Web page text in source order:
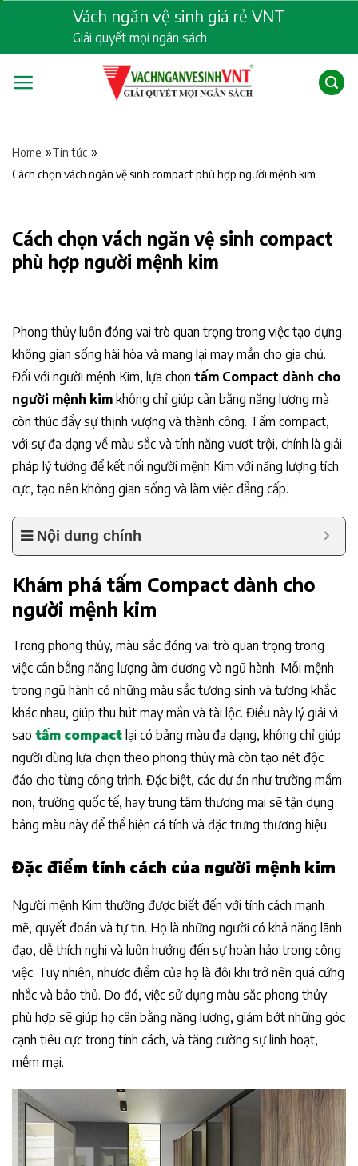
content
Vách ngăn vệ sinh giá rẻ VNT
Giải quyết mọi ngân sách
Home »Tin tức »
Cách chọn vách ngăn vệ sinh compact phù hợp người mệnh kim
Cách chọn vách ngăn vệ sinh compact
phù hợp người mệnh kim
Phong thủy luôn đóng vai trò quan trọng trong việc tạo dựng
không gian sống hài hòa và mang lại may mắn cho gia chủ.
Đối với người mệnh Kim, lựa chọn tấm Compact dành cho
người mệnh kim không chỉ giúp cân bằng năng lượng mà
còn thúc đẩy sự thịnh vượng và thành công. Tấm compact,
với sự đa dạng về màu sắc và tính năng vượt trội, chính là giải
pháp lý tưởng để kết nối người mệnh Kim với năng lượng tích
cực, tạo nên không gian sống và làm việc đẳng cấp.
Nội dung chính
Khám phá tấm Compact dành cho
người mệnh kim
Trong phong thủy, màu sắc đóng vai trò quan trọng trong
việc cân bằng năng lượng âm dương và ngũ hành. Mỗi mệnh
trong ngũ hành có những màu sắc tương sinh và tương khắc
khác nhau, giúp thu hút may mắn và tài lộc. Điều này lý giải vì
sao tấm compact lại có bảng màu đa dạng, không chỉ giúp
người dùng lựa chọn theo phong thủy mà còn tạo nét độc
đáo cho từng công trình. Đặc biệt, các dự án như trường mầm
non, trường quốc tế, hay trung tâm thương mại sẽ tận dụng
bảng màu này để thể hiện cá tính và đặc trưng thương hiệu.
Đặc điểm tính cách của người mệnh kim
Người mệnh Kim thường được biết đến với tính cách mạnh
mẽ, quyết đoán và tự tin. Họ là những người có khả năng lãnh
đạo, dễ thích nghi và luôn hướng đến sự hoàn hảo trong công
việc. Tuy nhiên, nhược điểm của họ là đôi khi trở nên quá cứng
nhắc và bảo thủ. Do đó, việc sử dụng màu sắc phong thủy
phù hợp sẽ giúp họ cân bằng năng lượng, giảm bớt những góc
cạnh tiêu cực trong tính cách, và tăng cường sự linh hoạt,
mềm mại.